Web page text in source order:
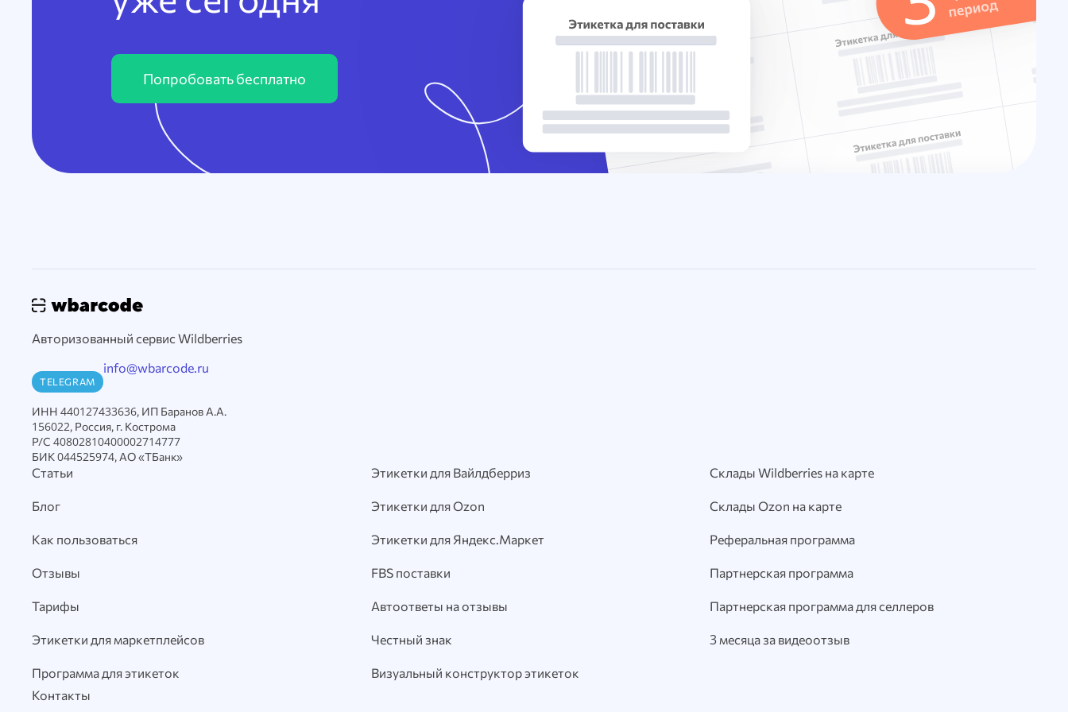
Попробовать бесплатно
Авторизованный сервис Wildberries
TELEGRAM
info@wbarcode.ru
ИНН 440127433636, ИП Баранов А.А.
156022, Россия, г. Кострома
Р/С 40802810400002714777
БИК 044525974, АО «ТБанк»
Статьи
Блог
Как пользоваться
Отзывы
Тарифы
Этикетки для маркетплейсов
Программа для этикеток
Этикетки для Вайлдберриз
Этикетки для Ozon
Этикетки для Яндекс.Маркет
FBS поставки
Автоответы на отзывы
Честный знак
Визуальный конструктор этикеток
Склады Wildberries на карте
Склады Ozon на карте
Реферальная программа
Партнерская программа
Партнерская программа для селлеров
3 месяца за видеоотзыв
Контакты